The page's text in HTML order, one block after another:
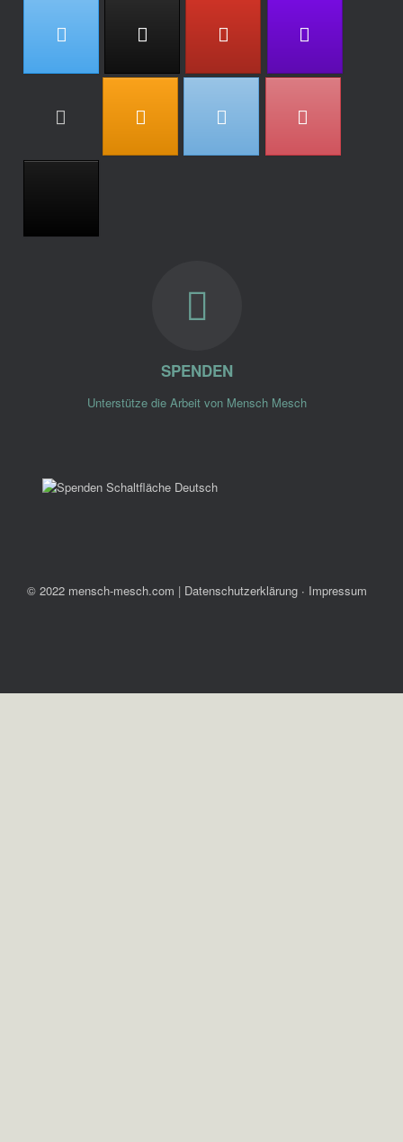
SPENDEN
Unterstütze die Arbeit von Mensch Mesch
© 2022 mensch-mesch.com | Datenschutzerklärung ∙ Impressum